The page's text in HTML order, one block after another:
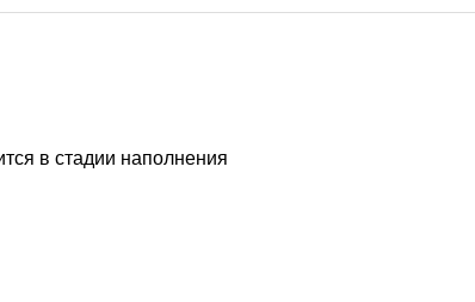
Конвекторы
в стадии наполнения